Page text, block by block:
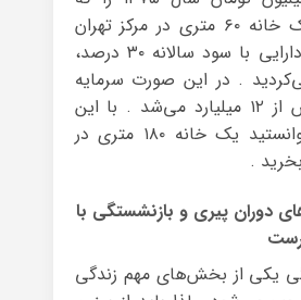
می‌شد با آن یک خانه ۶۰ متری در مرکز تهران
خرید ، در یک دارایی با سود سالانه ۳۰ درصد،
. در این صورت سرمایه
شما امسال بیش از ۱۲ میلیارد می‌شد . با این
مقدار پول می‌توانستید یک خانه ۱۸۰ متری در
.
دوران پیری و بازنشستگی با
یکی از بخش‌های مهم زندگی